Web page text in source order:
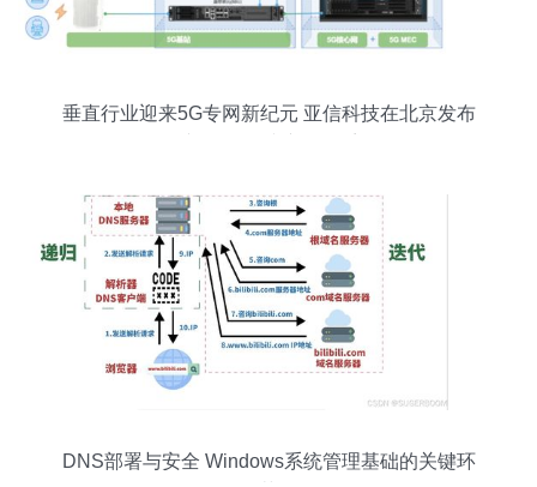
垂直行业迎来5G专网新纪元 亚信科技在北京发布
DNS部署与安全 Windows系统管理基础的关键环